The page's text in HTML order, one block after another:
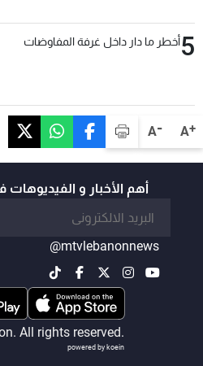
A+
A-
5أخطر ما دار داخل غرفة المفاوضات
أهم الأخبار و الفيديوهات
@mtvlebanonnews
All rights reserved.
powered by koein